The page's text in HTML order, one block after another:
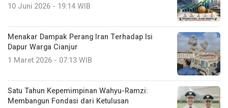
10 Juni 2026 - 19:14 WIB
Menakar Dampak Perang Iran Terhadap Isi
Dapur Warga Cianjur
1 Maret 2026 - 07:13 WIB
Satu Tahun Kepemimpinan Wahyu-Ramzi:
Membangun Fondasi dari Ketulusan